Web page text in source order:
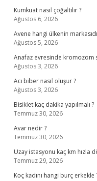
Kumkuat nasıl çoğaltılır ?
Ağustos 6, 2026
Avene hangi ülkenin
Ağustos 5, 2026
Anafaz evresinde kromozom
Ağustos 3, 2026
Acı biber nasıl oluşur ?
Ağustos 3, 2026
Bisiklet kaç dakika yapılmalı ?
Temmuz 30, 2026
Avar nedir ?
Temmuz 30, 2026
Uzay istasyonu kaç km hızla
Temmuz 29, 2026
Koç kadını hangi burç erkekle